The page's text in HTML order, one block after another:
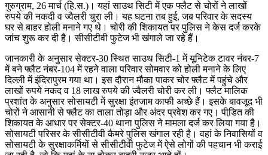
गुरुग्राम, 26 मार्च (हि.स.)। यहां साउथ सिटी में एक फ्लैट से चोरों ने लाखों
रुपये की नकदी व ज्वैलरी चुरा ली। यह घटना तब हुई, जब परिवार के सदस्य
घर से बाहर होली मनाने गए थे। चोरी की शिकायत पर पुलिस ने केस दर्ज करके
जांच शुरू कर दी है। सीसीटीवी फुटेज भी खंगाले जा रहे हैं।
जानकारी के अनुसार सेक्टर-30 स्थित साउथ सिटी-1 में यूनिटेक टावर नंबर-7
में बने फ्लैट नंबर-104 में रहने वाला परिवार सोमवार को होली मनाने के लिए
दिल्ली में इंदिरापुरम गया था। इस दौरान मौका पाकर चोर फ्लैट में पहुंचे और
लाखों रुपये नकद व 18 लाख रुपये की ज्वैलरी चोरी कर ली। फ्लैट मालिक
प्रशांत के अनुसार सोसायटी में सुरक्षा इंतजाम काफी अच्छे हैं। इसके बावजूद भी
चोरों ने आसानी से फ्लैट का ताला तोड़ा और अंदर प्रवेश कर गए। पीडि़त की
शिकायत के आधार पर सेक्टर-40 थाना पुलिस ने मामला दर्ज कर लिया गया है।
सोसायटी परिसर के सीसीटीवी कैमरे पुलिस खंगाल रही है। वहां के निवासियों व
सोसायटी के सुरक्षाकर्मियों से सीसीटीवी फुटेज में ऐसे लोगों की पहचान भी कराई